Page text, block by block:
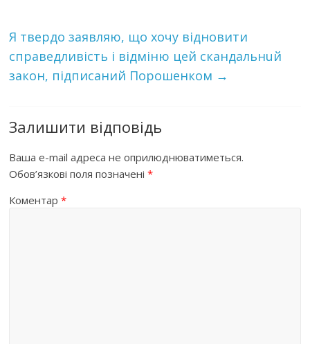
Я твердо заявляю, що хочу відновити
справедливість і відміню цей скaндaльнuй
закон, підписаний Порошенком →
Залишити відповідь
Ваша e-mail адреса не оприлюднюватиметься.
Обов’язкові поля позначені*
Коментар*